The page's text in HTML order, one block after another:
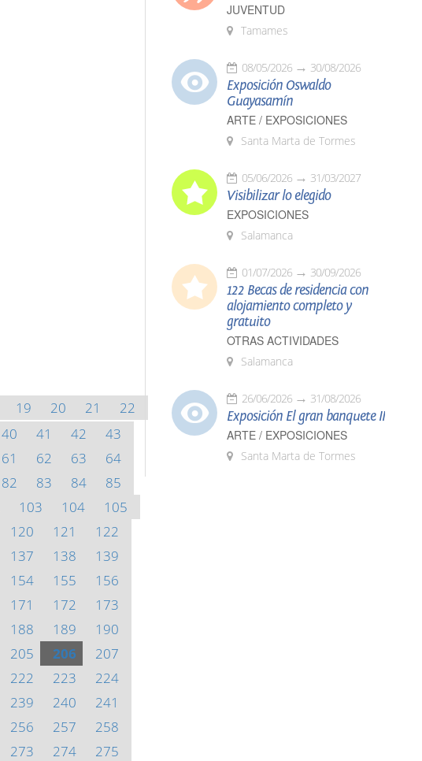
19 20 21
22
40 41 42
43
61 62 63
64
82 83 84
85
103 104
105
120 121
122
137 138
139
154 155
156
171 172
173
188 189
190
205 206
207
222 223
224
239 240
241
256 257
258
273 274 275
JUVENTUD
Tamames
08/05/2026 30/08/2026
Exposición Oswaldo
Guayasamín
ARTE / EXPOSICIONES
Santa Marta de Tormes
05/06/2026 31/03/2027
Visibilizar lo elegido
EXPOSICIONES
Salamanca
01/07/2026 30/09/2026
122 Becas de residencia con
alojamiento completo y
gratuito
OTRAS ACTIVIDADES
Salamanca
26/06/2026 31/08/2026
Exposición El gran banquete II
ARTE / EXPOSICIONES
Santa Marta de Tormes